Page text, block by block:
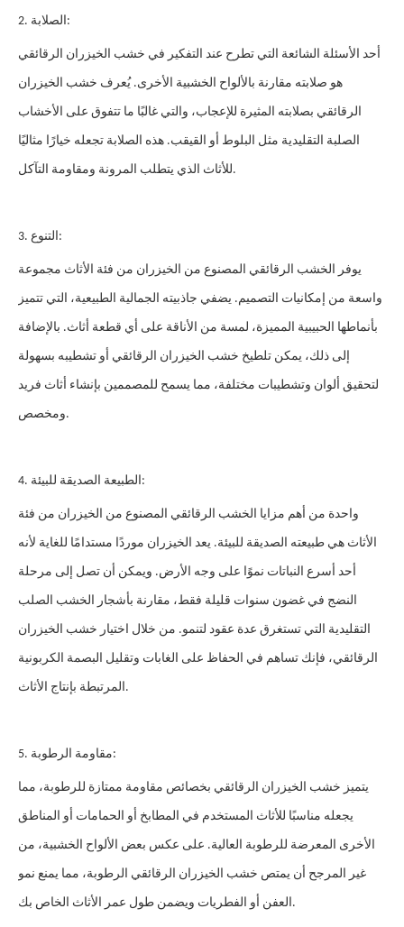
2. الصلابة:
أحد الأسئلة الشائعة التي تطرح عند التفكير في خشب الخيزران الرقائقي
هو صلابته مقارنة بالألواح الخشبية الأخرى. يُعرف خشب الخيزران
الرقائقي بصلابته المثيرة للإعجاب، والتي غالبًا ما تتفوق على الأخشاب
الصلبة التقليدية مثل البلوط أو القيقب. هذه الصلابة تجعله خيارًا مثاليًا
للأثاث الذي يتطلب المرونة ومقاومة التآكل.
3. التنوع:
يوفر الخشب الرقائقي المصنوع من الخيزران من فئة الأثاث مجموعة
واسعة من إمكانيات التصميم. يضفي جاذبيته الجمالية الطبيعية، التي تتميز
بأنماطها الحبيبية المميزة، لمسة من الأناقة على أي قطعة أثاث. بالإضافة
إلى ذلك، يمكن تلطيخ خشب الخيزران الرقائقي أو تشطيبه بسهولة
لتحقيق ألوان وتشطيبات مختلفة، مما يسمح للمصممين بإنشاء أثاث فريد
ومخصص.
4. الطبيعة الصديقة للبيئة:
واحدة من أهم مزايا الخشب الرقائقي المصنوع من الخيزران من فئة
الأثاث هي طبيعته الصديقة للبيئة. يعد الخيزران موردًا مستدامًا للغاية لأنه
أحد أسرع النباتات نموًا على وجه الأرض. ويمكن أن تصل إلى مرحلة
النضج في غضون سنوات قليلة فقط، مقارنة بأشجار الخشب الصلب
التقليدية التي تستغرق عدة عقود لتنمو. من خلال اختيار خشب الخيزران
الرقائقي، فإنك تساهم في الحفاظ على الغابات وتقليل البصمة الكربونية
المرتبطة بإنتاج الأثاث.
5. مقاومة الرطوبة:
يتميز خشب الخيزران الرقائقي بخصائص مقاومة ممتازة للرطوبة، مما
يجعله مناسبًا للأثاث المستخدم في المطابخ أو الحمامات أو المناطق
الأخرى المعرضة للرطوبة العالية. على عكس بعض الألواح الخشبية، من
غير المرجح أن يمتص خشب الخيزران الرقائقي الرطوبة، مما يمنع نمو
العفن أو الفطريات ويضمن طول عمر الأثاث الخاص بك.